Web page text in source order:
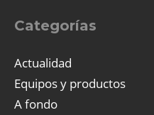
Categorías
Actualidad
Equipos y productos
A fondo